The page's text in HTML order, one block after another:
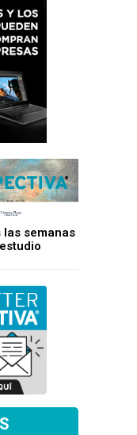
las semanas